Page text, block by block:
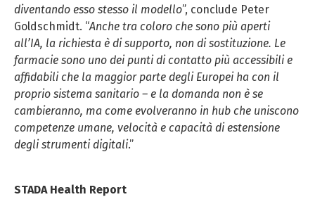
diventando esso stesso il modello”, conclude Peter
Goldschmidt. “Anche tra coloro che sono più aperti
all’IA, la richiesta è di supporto, non di sostituzione. Le
farmacie sono uno dei punti di contatto più accessibili e
affidabili che la maggior parte degli Europei ha con il
proprio sistema sanitario – e la domanda non è se
cambieranno, ma come evolveranno in hub che uniscono
competenze umane, velocità e capacità di estensione
degli strumenti digitali.”
STADA Health Report